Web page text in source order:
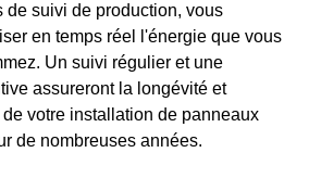
de suivi de production, vous
en temps réel l'énergie que vous
Un suivi régulier et une
assureront la longévité et
votre installation de panneaux
de nombreuses années.